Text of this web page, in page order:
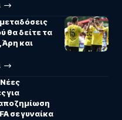
θα δείτε τα
Άρη και
για
σε γυναίκα